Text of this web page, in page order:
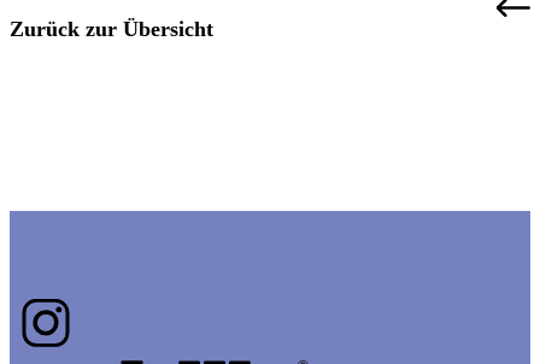
Zurück zur Übersicht